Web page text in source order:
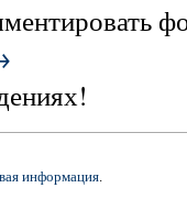
информация.